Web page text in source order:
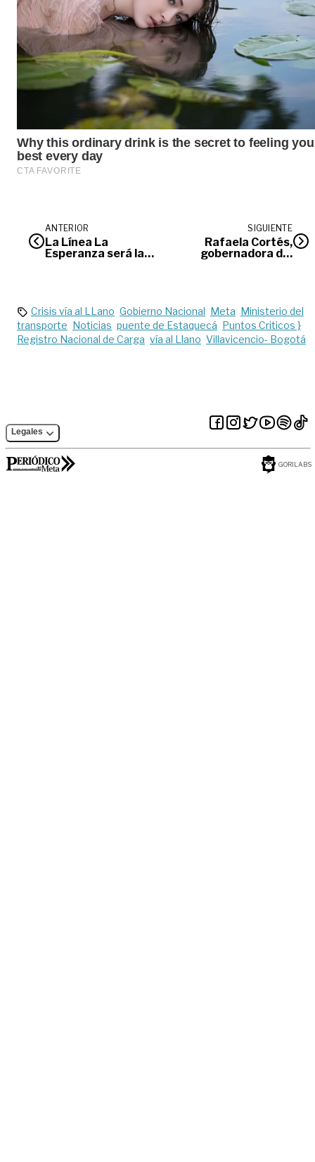
ANTERIOR
La Línea La
Esperanza será la
SIGUIENTE
Rafaela Cortés,
gobernadora del
Crisis vía al LLano Gobierno Nacional Meta Ministerio del
transporte Noticias puente de Estaquecá Puntos Criticos }
Registro Nacional de Carga vía al Llano Villavicencio- Bogotá
Legales
GORILABS